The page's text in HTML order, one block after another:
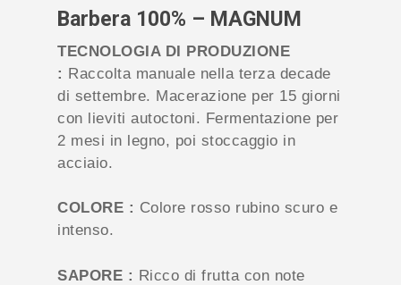
Barbera 100% – MAGNUM
TECNOLOGIA DI PRODUZIONE
: Raccolta manuale nella terza decade
di settembre. Macerazione per 15 giorni
con lieviti autoctoni. Fermentazione per
2 mesi in legno, poi stoccaggio in
acciaio.
COLORE : Colore rosso rubino scuro e
intenso.
SAPORE : Ricco di frutta con note